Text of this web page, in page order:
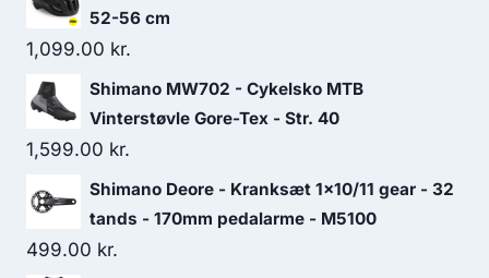
52-56 cm
1,099.00 kr.
Shimano MW702 - Cykelsko MTB
Vinterstøvle Gore-Tex - Str. 40
1,599.00 kr.
Shimano Deore - Kranksæt 1x10/11 gear - 32
tands - 170mm pedalarme - M5100
499.00 kr.